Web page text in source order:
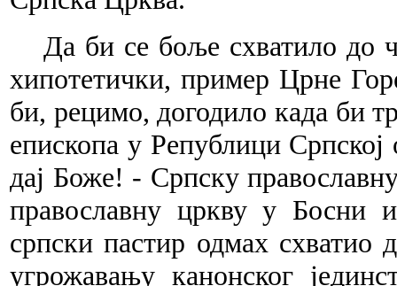
Да би се боље схватило до
хипотетички, пример Црне
би, рецимо, догодило када би
епископа у Републици Српској
дај Боже! - Српску
православну цркву у Босни
српски пастир одмах схватио
угрожавању канонског